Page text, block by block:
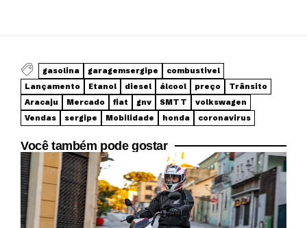
gasolina garagemsergipe
combustivel
Lançamento
Etanol diesel álcool preço
Trânsito
Aracaju
Mercado fiat gnv SMTT
volkswagen
Vendas
sergipe Mobilidade honda coronavirus
Você também pode gostar